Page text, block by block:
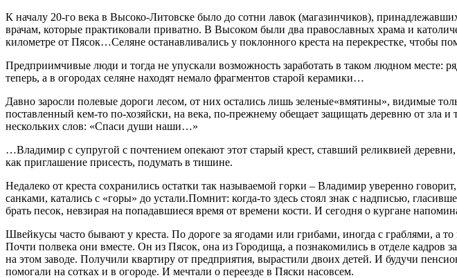
К началу 20-го века в Высоко-Литовске было до сотни лавок (магазинчиков),
врачам, которые практиковали приватно. В Высоком были два православных храма и
километре от Пясок…Селяне останавливались у поклонного креста на перекрестке, чтобы
Предприимчивые люди и тогда не упускали возможность заработать в таком людном
теперь, а в огородах селяне находят немало фрагментов старой керамики…
Давно заросли полевые дороги лесом, от них остались лишь зеленые«вмятины», видимые
поставленный кем-то по-хозяйски, на века, по-прежнему обещает защищать деревню от зла
нескольких слов: «Спаси души наши…»
…Владимир с супругой с поч­тением опекают этот старый крест, ставший реликвией
как приглашение присесть, подумать в тишине.
Недалеко от креста сохранились остатки так называ­емой горки – Владимир уверенно
санками, катались с «горы» до ус­тали.Помнит: когда-то здесь стоял знак с надписью,
брать песок, невзирая на попадавшиеся время от времени кости. И сегодня о кургане
Швейкусы часто бывают у креста. По дороге за ягодами или грибами, иногда с граблями, а
Почти полвека они вместе. Он из Пясок, она из Городища, а познакомились в отделе кадров
на этом заводе. Получили квартиру от предприятия, вырастили двоих детей. И будучи
помогали на сотках и в огороде. И мечтали о переезде в Пяски насовсем.